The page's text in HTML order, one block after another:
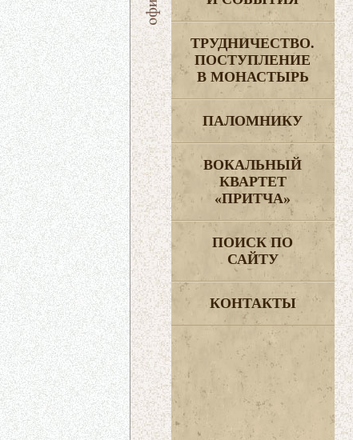
ТРУДНИЧЕСТВО.
ПОСТУПЛЕНИЕ
В МОНАСТЫРЬ
ПАЛОМНИКУ
ВОКАЛЬНЫЙ
КВАРТЕТ
«ПРИТЧА»
ПОИСК ПО
САЙТУ
КОНТАКТЫ